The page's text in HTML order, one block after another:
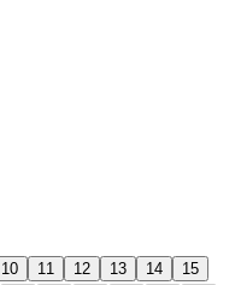
10 11 12 13 14
15